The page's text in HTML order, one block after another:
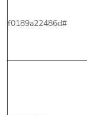
f0189a22486d#